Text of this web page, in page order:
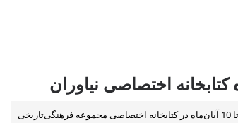
اختصاصی نیاوران
به مناسبت هفته ملی کودک، نمایشگاه « یک رویای جاودانه» با محوریت مجموعه‌ای از کتاب‌های داستانی والت دیزنی از تاریخ 17 مهرماه تا 10 آبان‌ماه در کتابخانه اختصاصی مجموعه فرهنگی‌تاریخی